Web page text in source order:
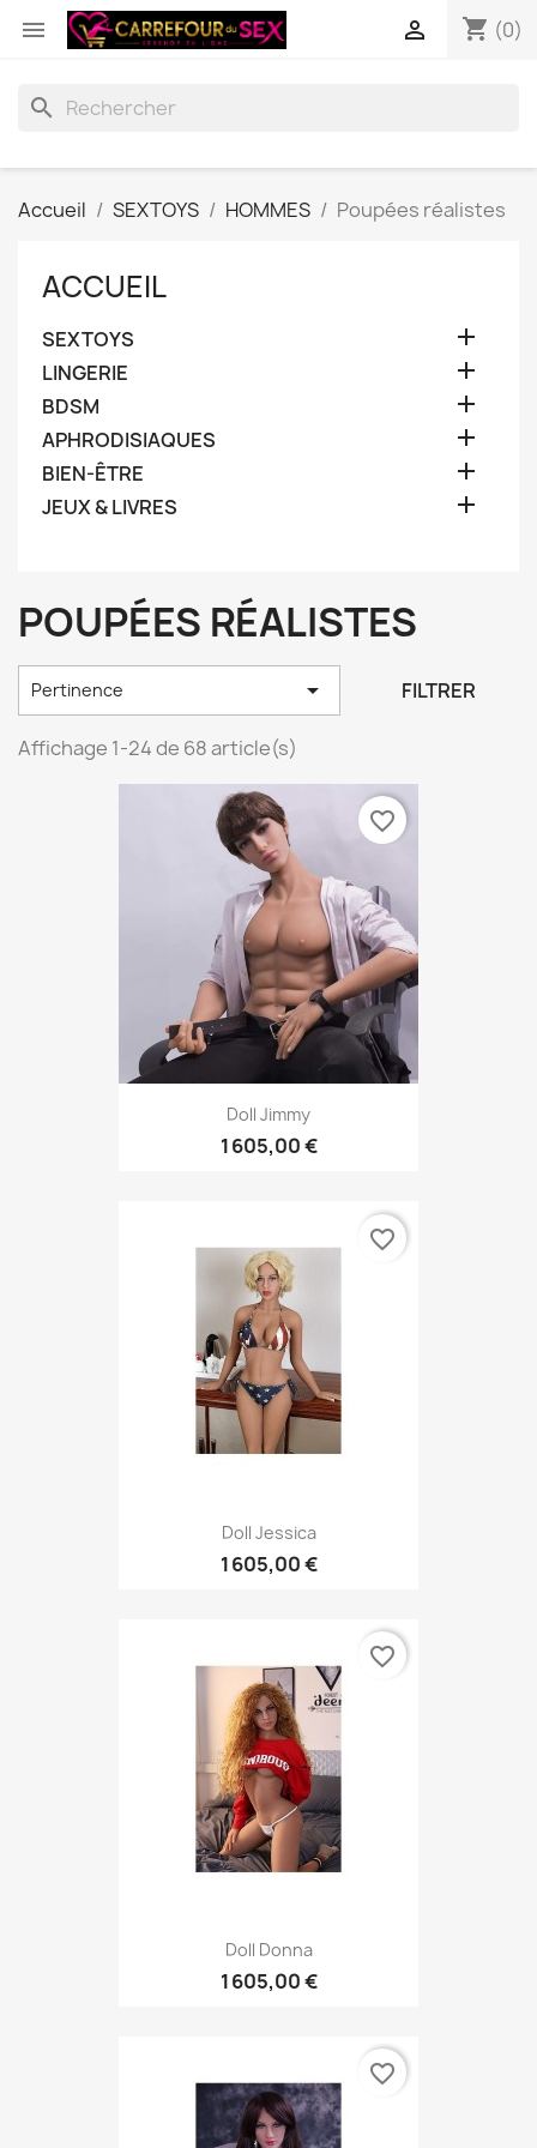
 shopping_cart (0)

search
Accueil SEXTOYS HOMMES Poupées réalistes
ACCUEIL
SEXTOYS 
LINGERIE 
BDSM 
APHRODISIAQUES 
BIEN-ÊTRE 
JEUX & LIVRES 
POUPÉES RÉALISTES
Pertinence  FILTRER
Affichage 1-24 de 68 article(s)
Doll Jimmy
1 605,00 €
favorite_border
Doll Jessica
1 605,00 €
favorite_border
Doll Donna
1 605,00 €
favorite_border
favorite_border